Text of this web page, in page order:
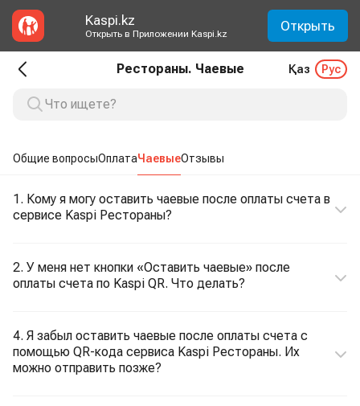
Kaspi.kz
Открыть в Приложении Kaspi.kz Открыть
Рестораны. Чаевые Қаз Рус
Общие вопросыОплатаЧаевыеОтзывы
1. Кому я могу оставить чаевые после оплаты счета в
сервисе Kaspi Рестораны?
2. У меня нет кнопки «Оставить чаевые» после
оплаты счета по Kaspi QR. Что делать?
4. Я забыл оставить чаевые после оплаты счета с
помощью QR-кода сервиса Kaspi Рестораны. Их
можно отправить позже?